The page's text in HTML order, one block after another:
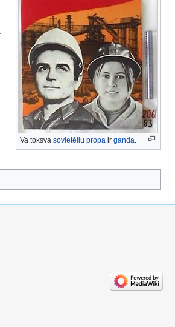
Va toksva sovietėlių propa ir ganda